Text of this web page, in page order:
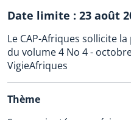
Date limite : 23 août
Le CAP-Afriques sollicite
du volume 4 No 4 -
VigieAfriques
Thème